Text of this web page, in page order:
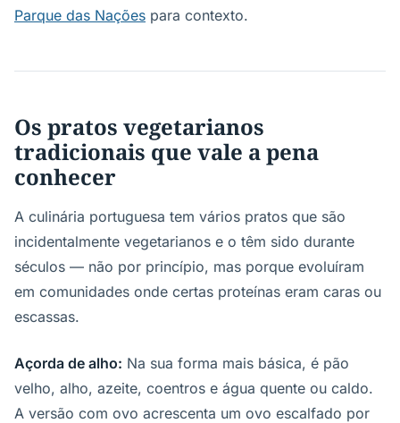
Parque das Nações para contexto.
Os pratos vegetarianos
tradicionais que vale a pena
conhecer
A culinária portuguesa tem vários pratos que são
incidentalmente vegetarianos e o têm sido durante
séculos — não por princípio, mas porque evoluíram
em comunidades onde certas proteínas eram caras ou
escassas.
Açorda de alho: Na sua forma mais básica, é pão
velho, alho, azeite, coentros e água quente ou caldo.
A versão com ovo acrescenta um ovo escalfado por